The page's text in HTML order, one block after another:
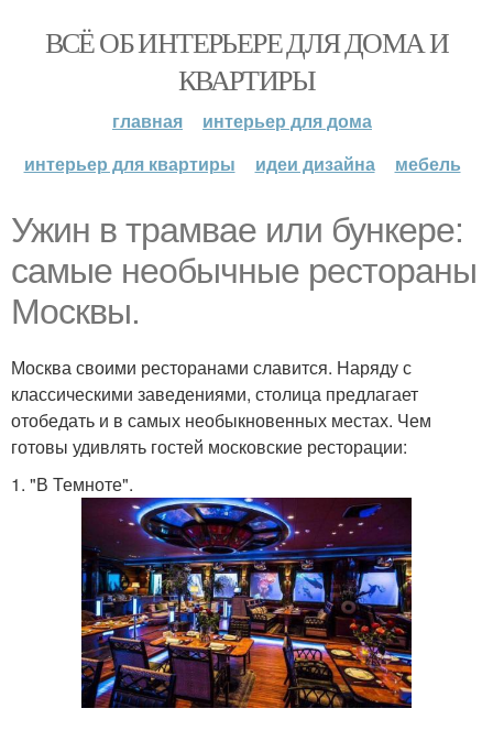
ВСЁ ОБ ИНТЕРЬЕРЕ ДЛЯ ДОМА И
КВАРТИРЫ
главная
интерьер для дома
интерьер для квартиры
идеи дизайна мебель
Ужин в трамвае или бункере:
самые необычные рестораны
Москвы.
Москва своими ресторанами славится. Наряду с
классическими заведениями, столица предлагает
отобедать и в самых необыкновенных местах. Чем
готовы удивлять гостей московские ресторации:
1. "В Темноте".